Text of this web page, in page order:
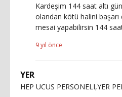
Kardeşim 144 saat altı
olandan kötü halini
mesai yapabilirsin 144
9 yıl önce
YER
HEP UCUS PERSONELI,YER